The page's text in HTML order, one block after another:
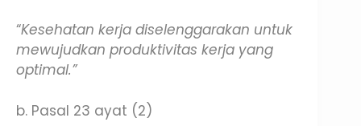
“Kesehatan kerja diselenggarakan untuk
mewujudkan produktivitas kerja yang
optimal.”
b. Pasal 23 ayat (2)